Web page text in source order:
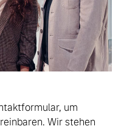
um
Wir stehen